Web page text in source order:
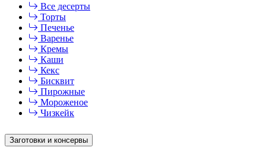
Все десерты
Торты
Печенье
Варенье
Кремы
Каши
Кекс
Бисквит
Пирожные
Мороженое
Чизкейк
Заготовки и консервы